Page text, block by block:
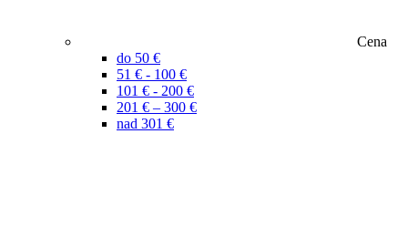
Cena
do 50 €
51 € - 100 €
101 € - 200 €
201 € – 300 €
nad 301 €